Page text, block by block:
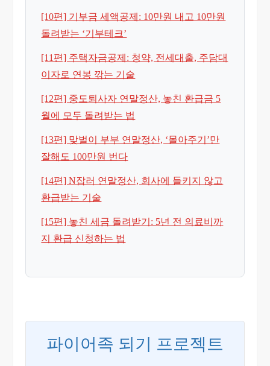
[10편] 기부금 세액공제: 10만원 내고 10만원
돌려받는 ‘기부테크’
[11편] 주택자금공제: 청약, 전세대출, 주담대
이자로 연봉 깎는 기술
[12편] 중도퇴사자 연말정산, 놓친 환급금 5
월에 모두 돌려받는 법
[13편] 맞벌이 부부 연말정산, ‘몰아주기’만
잘해도 100만원 번다
[14편] N잡러 연말정산, 회사에 들키지 않고
환급받는 기술
[15편] 놓친 세금 돌려받기: 5년 전 의료비까
지 환급 신청하는 법
파이어족 되기 프로젝트